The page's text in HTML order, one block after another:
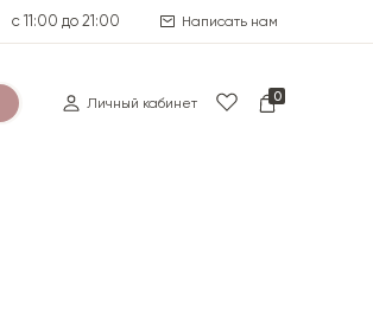
с 11:00 до 21:00 Написать нам
Личный кабинет 0